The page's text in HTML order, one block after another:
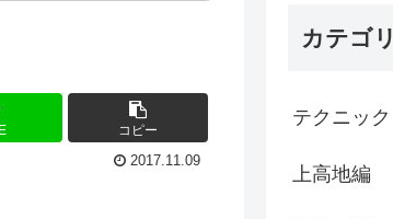
コピー
2017.11.09
カテゴ
テクニック
上高地編